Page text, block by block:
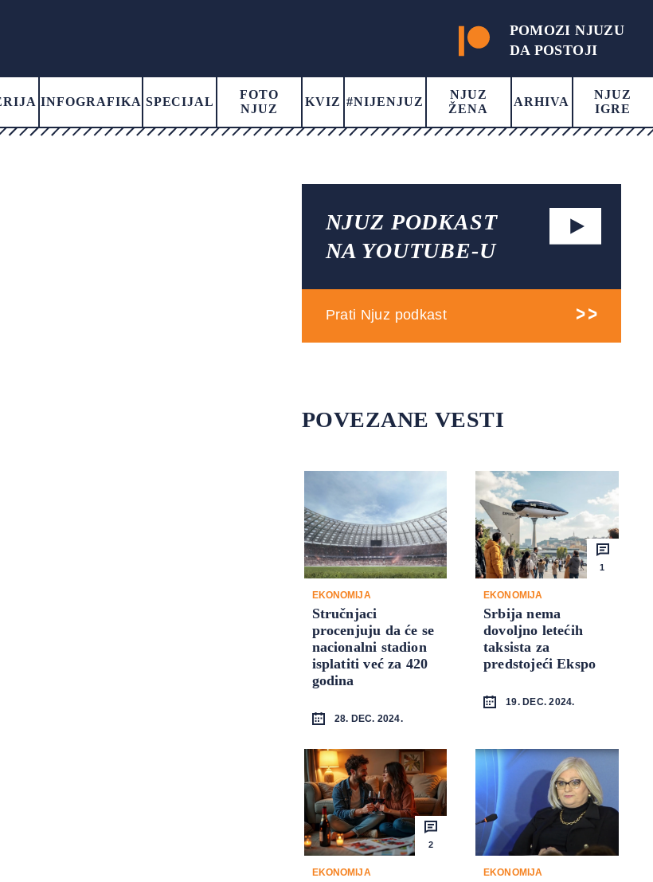
POMOZI NJUZU
DA POSTOJI
INFOGRAFIKA SPECIJAL
FOTO
NJUZ
KVIZ #NIJENJUZ
NJUZ
ŽENA
ARHIVA
NJUZ
IGRE
NJUZ PODKAST
NA YOUTUBE-U
Prati Njuz podkast
POVEZANE VESTI
EKONOMIJA
Stručnjaci
procenjuju da će se
nacionalni stadion
isplatiti već za 420
godina
28. DEC. 2024.
1
EKONOMIJA
Srbija nema
dovoljno letećih
taksista za
predstojeći Ekspo
19. DEC. 2024.
2
EKONOMIJA EKONOMIJA